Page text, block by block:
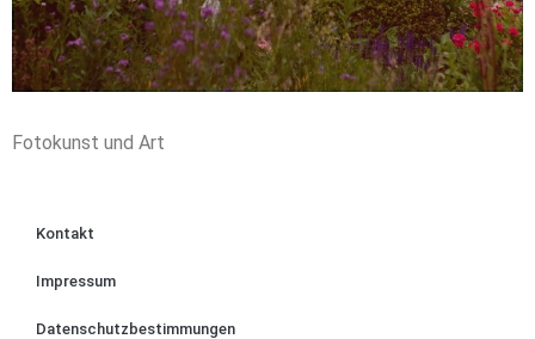
Fotokunst und Art
Kontakt
Impressum
Datenschutzbestimmungen